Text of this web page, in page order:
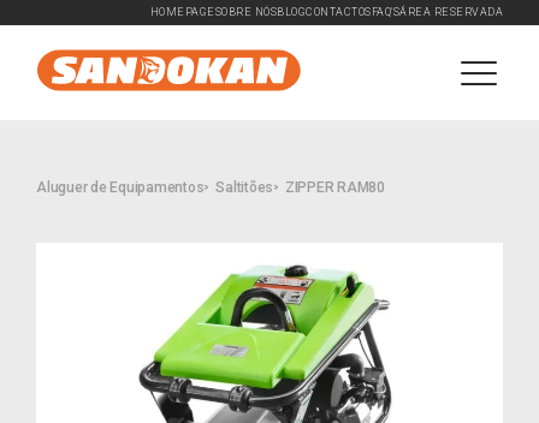
HOMEPAGE SOBRE NÓSBLOGCONTACTOS FAQ'SÁREA RESERVADA
Aluguer de Equipamentos Saltitões ZIPPER RAM80